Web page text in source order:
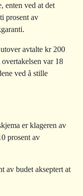
enten ved at det
prosent av
avtalte kr 200
var 18
ved å stille
er klageren av
prosent av
av budet akseptert at